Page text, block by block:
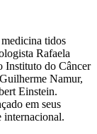
tidos
Rafaela
Instituto do Câncer
Namur,
Einstein.
em seus
internacional.